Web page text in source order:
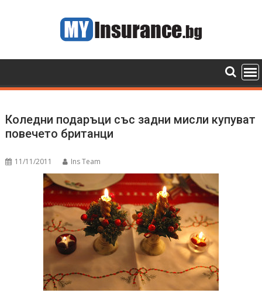
Коледни подаръци със задни мисли купуват
повечето британци
11/11/2011 Ins Team